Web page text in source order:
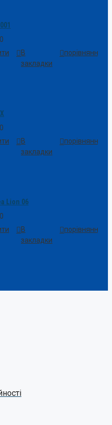
В
закладки
порівняння
В
закладки
порівняння
Lion 06
В
закладки
порівняння